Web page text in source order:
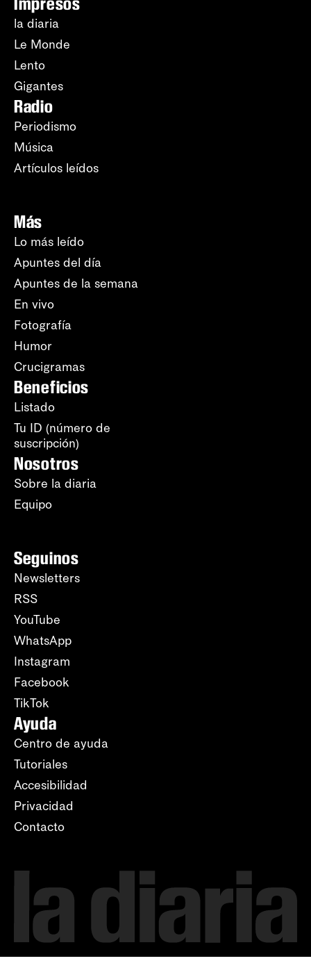
la diaria
Le Monde
Lento
Gigantes
Radio
Periodismo
Música
Artículos leídos
Más
Lo más leído
Apuntes del día
Apuntes de la semana
En vivo
Fotografía
Humor
Crucigramas
Beneficios
Listado
Tu ID (número de
suscripción)
Nosotros
Sobre la diaria
Equipo
Seguinos
Newsletters
RSS
YouTube
WhatsApp
Instagram
Facebook
TikTok
Ayuda
Centro de ayuda
Tutoriales
Accesibilidad
Privacidad
Contacto